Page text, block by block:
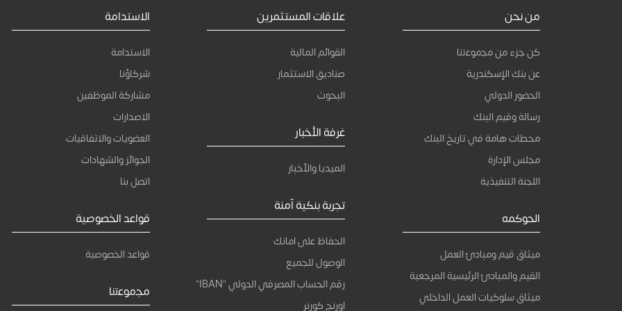
من نحن
كن جزء من ﻣﺟﻣوﻋﺗﻧﺎ
عن بنك الإسكندرية
الحضور الدولي
رسالة وقيم البنك
محطات هامة في تاريخ البنك
مجلس الإدارة
اللجنة التنفيذية
الحوكمه
ميثاق قيم ومبادئ العمل
القيم والمبادئ الرئيسية المرجعية
ميثاق سلوكيات العمل الداخلي
علاقات المستثمرين
القوائم المالية
صناديق الاستثمار
البحوث
غرفة الأخبار
الميديا والأخبار
تجربة بنكية آمنة
الحفاظ على امانك
الوصول للجميع
رقم الحساب المصرفي الدولي "IBAN"
اورنج كورنر
الاستدامة
الاستدامة
شركاؤنا
مشاركة الموظفين
الاصدارات
العضويات والاتفاقيات
الجوائز والشهادات
اتصل بنا
قواعد الخصوصية
قواعد الخصوصية
ﻣﺟﻣوﻋﺗﻧﺎ